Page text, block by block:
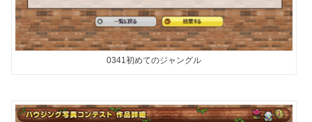
0341初めてのジャングル